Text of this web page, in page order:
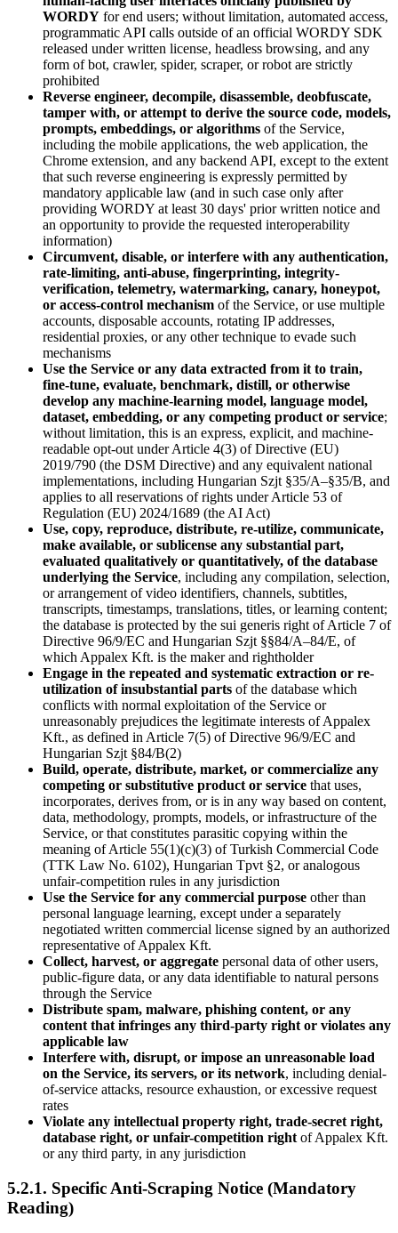
WORDY for end users; without limitation, automated access,
programmatic API calls outside of an official WORDY SDK
released under written license, headless browsing, and any
form of bot, crawler, spider, scraper, or robot are strictly
prohibited
Reverse engineer, decompile, disassemble, deobfuscate,
tamper with, or attempt to derive the source code, models,
prompts, embeddings, or algorithms of the Service,
including the mobile applications, the web application, the
Chrome extension, and any backend API, except to the extent
that such reverse engineering is expressly permitted by
mandatory applicable law (and in such case only after
providing WORDY at least 30 days' prior written notice and
an opportunity to provide the requested interoperability
information)
Circumvent, disable, or interfere with any authentication,
rate-limiting, anti-abuse, fingerprinting, integrity-
verification, telemetry, watermarking, canary, honeypot,
or access-control mechanism of the Service, or use multiple
accounts, disposable accounts, rotating IP addresses,
residential proxies, or any other technique to evade such
mechanisms
Use the Service or any data extracted from it to train,
fine-tune, evaluate, benchmark, distill, or otherwise
develop any machine-learning model, language model,
dataset, embedding, or any competing product or service;
without limitation, this is an express, explicit, and machine-
readable opt-out under Article 4(3) of Directive (EU)
2019/790 (the DSM Directive) and any equivalent national
implementations, including Hungarian Szjt §35/A–§35/B, and
applies to all reservations of rights under Article 53 of
Regulation (EU) 2024/1689 (the AI Act)
Use, copy, reproduce, distribute, re-utilize, communicate,
make available, or sublicense any substantial part,
evaluated qualitatively or quantitatively, of the database
underlying the Service, including any compilation, selection,
or arrangement of video identifiers, channels, subtitles,
transcripts, timestamps, translations, titles, or learning content;
the database is protected by the sui generis right of Article 7 of
Directive 96/9/EC and Hungarian Szjt §§84/A–84/E, of
which Appalex Kft. is the maker and rightholder
Engage in the repeated and systematic extraction or re-
utilization of insubstantial parts of the database which
conflicts with normal exploitation of the Service or
unreasonably prejudices the legitimate interests of Appalex
Kft., as defined in Article 7(5) of Directive 96/9/EC and
Hungarian Szjt §84/B(2)
Build, operate, distribute, market, or commercialize any
competing or substitutive product or service that uses,
incorporates, derives from, or is in any way based on content,
data, methodology, prompts, models, or infrastructure of the
Service, or that constitutes parasitic copying within the
meaning of Article 55(1)(c)(3) of Turkish Commercial Code
(TTK Law No. 6102), Hungarian Tpvt §2, or analogous
unfair-competition rules in any jurisdiction
Use the Service for any commercial purpose other than
personal language learning, except under a separately
negotiated written commercial license signed by an authorized
representative of Appalex Kft.
Collect, harvest, or aggregate personal data of other users,
public-figure data, or any data identifiable to natural persons
through the Service
Distribute spam, malware, phishing content, or any
content that infringes any third-party right or violates any
applicable law
Interfere with, disrupt, or impose an unreasonable load
on the Service, its servers, or its network, including denial-
of-service attacks, resource exhaustion, or excessive request
rates
Violate any intellectual property right, trade-secret right,
database right, or unfair-competition right of Appalex Kft.
or any third party, in any jurisdiction
5.2.1. Specific Anti-Scraping Notice (Mandatory
Reading)